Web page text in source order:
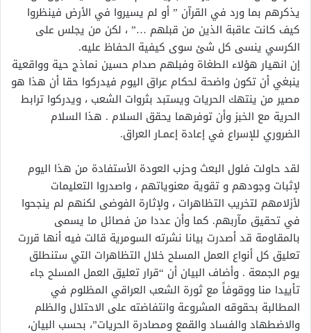
يذكرهم بما ورد في القرآن ” أو لم يسيروا في الأرض فينظروا
كيف كانت عاقبة الذين من قبلهم …” ، لكن من يجلس على
الكرسي ينسى كل شئ سوى كيفية الحفاظ عليه.
إن انهيار هؤلاء الطغاة وفبلهم صدام حسين نماذج حية وواقعية
ينبغي أن تكون واضحة لحكام عراق اليوم فيدركوا حقا أن هذا هو
مصير من ينتهك الحريات ويستبد بثروات الشعب ، ويدركوا ترابط
الحرية مع الخبز وأن توفرهما يحقق السلام . هذا السلام
الضروري للإسراع في إعادة إعمـار العراق.
لقد حاولت فلول البعث وحزب العودة الأستفادة من هذا اليوم
لإثبات وجودهم و تقوية معنوياتهم ، واصدروا التعليمات
لأزلامهم لتخريب التظاهرات ، ولإثارة الفوضى لكنهم لم ينجحوا
في تحقيق مآربهم. كما وأن عددا من فصائل ما يسمى
بالمقاومة قد أصدرت بيانا نشرته السومرية قالت فيه أنها قررت
تعليق كل أنواع العمل المسلح خلال التظاهرات التي ستنطلق
يوم الجمعة . وأضاف البيان أن “قرار تعليق العمل المسلح جاء
تأييدا منا ووقوفاً مع ثورة الشعب العراقي المظلوم في
المطالبة بحقوقه المشروعة وانتفاضته على الاحتلال والظلم
والاضطهاد والفساد والقمع ومصادرة الحريات”، بحسب البيان،